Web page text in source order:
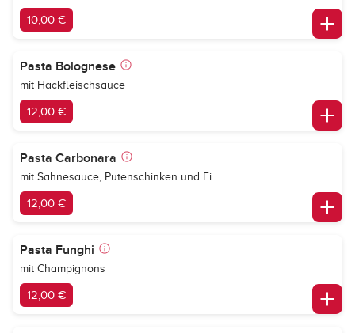
10,00 €
Pasta Bolognese
mit Hackfleischsauce
12,00 €
Pasta Carbonara
mit Sahnesauce, Putenschinken und Ei
12,00 €
Pasta Funghi
mit Champignons
12,00 €